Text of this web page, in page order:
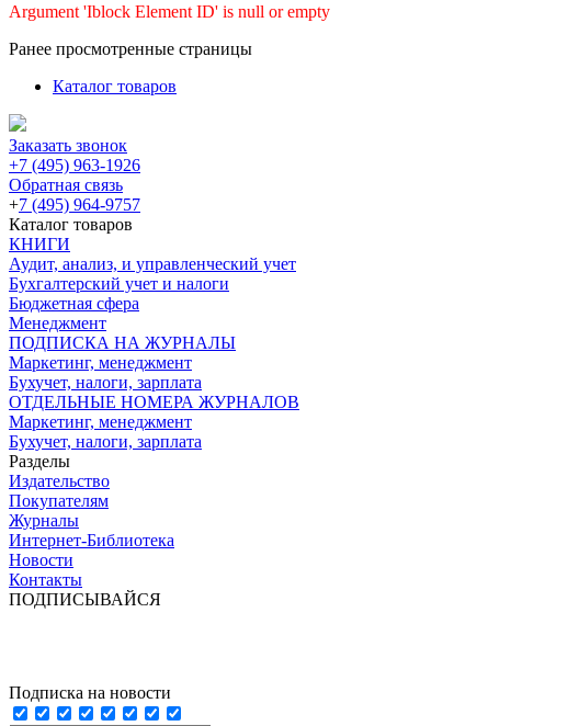
Argument 'Iblock Element ID' is null or empty
Ранее просмотренные страницы
Каталог товаров
Заказать звонок
+7 (495) 963-1926
Обратная связь
+7 (495) 964-9757
Каталог товаров
КНИГИ
Аудит, анализ, и управленческий учет
Бухгалтерский учет и налоги
Бюджетная сфера
Менеджмент
ПОДПИСКА НА ЖУРНАЛЫ
Маркетинг, менеджмент
Бухучет, налоги, зарплата
ОТДЕЛЬНЫЕ НОМЕРА ЖУРНАЛОВ
Маркетинг, менеджмент
Бухучет, налоги, зарплата
Разделы
Издательство
Покупателям
Журналы
Интернет-Библиотека
Новости
Контакты
ПОДПИСЫВАЙСЯ
Подписка на новости